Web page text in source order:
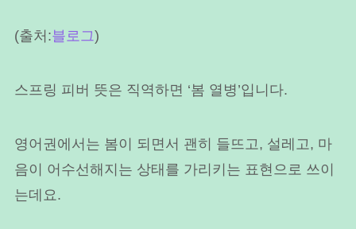
(출처:블로그)
스프링 피버 뜻은 직역하면 ‘봄 열병’입니다.
영어권에서는 봄이 되면서 괜히 들뜨고, 설레고, 마
음이 어수선해지는 상태를 가리키는 표현으로 쓰이
는데요.